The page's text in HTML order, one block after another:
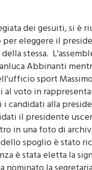
dei gesuiti, si è
eleggere il
stessa.
Abbinanti
sport
voto in
alla
il presidente
in una foto di
spoglio è stato
è stata eletta la